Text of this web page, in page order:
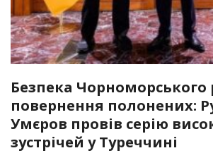
Безпека Чорноморського
повернення полонених:
Умєров провів серію
зустрічей у Туреччині